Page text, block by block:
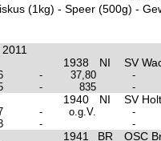
(1kg) - Speer (500g) -
1938 NI SV
- 37,80
-
- 835 -
1940 NI SV
- o.g.V.
-
- -
1941 BR OSC